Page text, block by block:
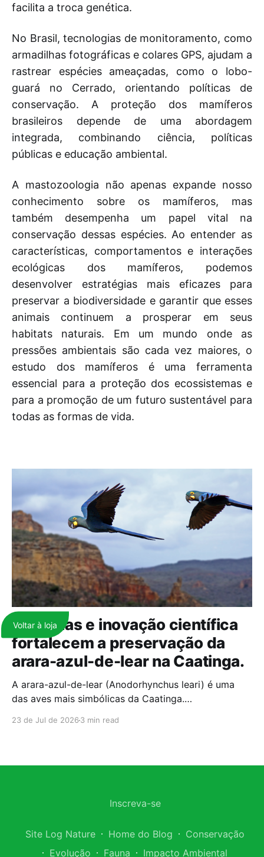
Voltar à loja
facilita a troca genética.
No Brasil, tecnologias de monitoramento, como
armadilhas fotográficas e colares GPS, ajudam a
rastrear espécies ameaçadas, como o lobo-
guará no Cerrado, orientando políticas de
conservação. A proteção dos mamíferos
brasileiros depende de uma abordagem
integrada, combinando ciência, políticas
públicas e educação ambiental.
A mastozoologia não apenas expande nosso
conhecimento sobre os mamíferos, mas
também desempenha um papel vital na
conservação dessas espécies. Ao entender as
características, comportamentos e interações
ecológicas dos mamíferos, podemos
desenvolver estratégias mais eficazes para
preservar a biodiversidade e garantir que esses
animais continuem a prosperar em seus
habitats naturais. Em um mundo onde as
pressões ambientais são cada vez maiores, o
estudo dos mamíferos é uma ferramenta
essencial para a proteção dos ecossistemas e
para a promoção de um futuro sustentável para
todas as formas de vida.
Parcerias e inovação científica
fortalecem a preservação da
arara-azul-de-lear na Caatinga.
A arara-azul-de-lear (Anodorhynchus leari) é uma
das aves mais simbólicas da Caatinga.
23 de Jul de 2026 3 min read
Inscreva-se
Site Log Nature Home do Blog
Conservação
Evolução
Fauna Impacto Ambiental